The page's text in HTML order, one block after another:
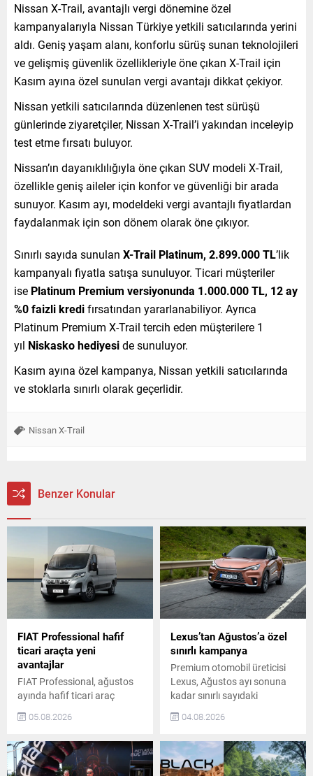
Nissan X-Trail, avantajlı vergi dönemine özel
kampanyalarıyla Nissan Türkiye yetkili satıcılarında yerini
aldı. Geniş yaşam alanı, konforlu sürüş sunan teknolojileri
ve gelişmiş güvenlik özellikleriyle öne çıkan X-Trail için
Kasım ayına özel sunulan vergi avantajı dikkat çekiyor.
Nissan yetkili satıcılarında düzenlenen test sürüşü
günlerinde ziyaretçiler, Nissan X-Trail’i yakından inceleyip
test etme fırsatı buluyor.
Nissan’ın dayanıklılığıyla öne çıkan SUV modeli X-Trail,
özellikle geniş aileler için konfor ve güvenliği bir arada
sunuyor. Kasım ayı, modeldeki vergi avantajlı fiyatlardan
faydalanmak için son dönem olarak öne çıkıyor.
Sınırlı sayıda sunulan X-Trail Platinum, 2.899.000 TL’lik
kampanyalı fiyatla satışa sunuluyor. Ticari müşteriler
ise Platinum Premium versiyonunda 1.000.000 TL, 12 ay
%0 faizli kredifırsatından yararlanabiliyor. Ayrıca
Platinum Premium X-Trail tercih eden müşterilere 1
yıl Niskasko hediyeside sunuluyor.
Kasım ayına özel kampanya, Nissan yetkili satıcılarında
ve stoklarla sınırlı olarak geçerlidir.
Nissan X-Trail
Benzer Konular
FIAT Professional hafif
ticari araçta yeni
avantajlar
FIAT Professional, ağustos
ayında hafif ticari araç
avantajlı satın alma
Scudo, Ulysse, Ducato ve
Doblo modellerinde 1 milyon
05.08.2026
Lexus’tan Ağustos’a özel
sınırlı kampanya
Premium otomobil üreticisi
Lexus, Ağustos ayı sonuna
kadar sınırlı sayıdaki
avantajları sunuyor. Bu
sahibi olmak isteyenler için
önemli bir seçenek
04.08.2026